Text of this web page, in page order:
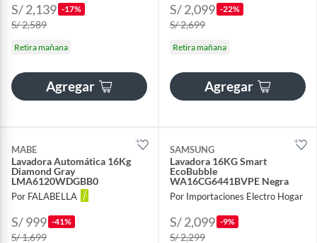
S/ 2,139 -17%
S/ 2,589
Retira mañana
Agregar
S/ 2,099 -22%
S/ 2,699
Retira mañana
Agregar
MABE
Lavadora Automática 16Kg
Diamond Gray
LMA6120WDGBB0
Por FALABELLA
S/ 999 -41%
S/ 1,699
SAMSUNG
Lavadora 16KG Smart
EcoBubble
WA16CG6441BVPE Negra
Por Importaciones Electro Hogar
S/ 2,099 -9%
S/ 2,299